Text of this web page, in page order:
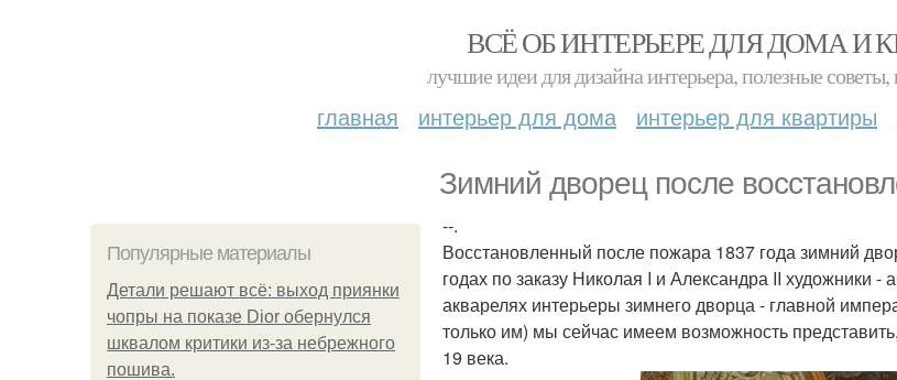
ВСЁ ОБ ИНТЕРЬЕРЕ ДЛЯ ДОМА И
лучшие идеи для дизайна интерьера, полезные советы,
главная интерьер для дома интерьер для квартиры
Зимний дворец после
Популярные материалы
Детали решают всё: выход приянки
чопры на показе Dior обернулся
шквалом критики из-за небрежного
пошива.
--.
Восстановленный после пожара 1837 года зимний
годах по заказу Николая I и Александра II художники
акварелях интерьеры зимнего дворца - главной
только им) мы сейчас имеем возможность
19 века.